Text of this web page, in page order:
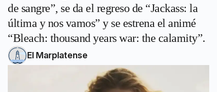
de sangre”, se da el regreso de “Jackass: la
última y nos vamos” y se estrena el animé
“Bleach: thousand years war: the calamity”.
El Marplatense